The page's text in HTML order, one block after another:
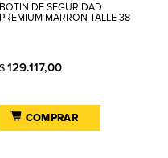
BOTIN DE SEGURIDAD
PREMIUM MARRON TALLE 38
$129.117,00
COMPRAR